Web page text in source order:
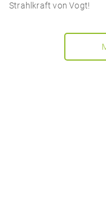
Strahlkraft von Vogt!